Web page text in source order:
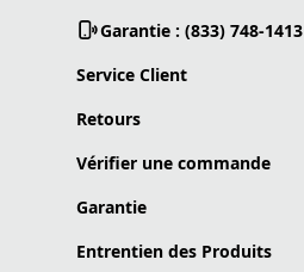
Garantie : (833) 748-1413
Service Client
Retours
Vérifier une commande
Garantie
Entrentien des Produits